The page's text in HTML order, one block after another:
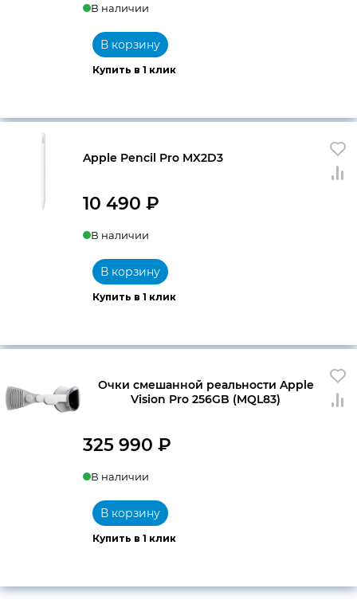
В наличии
Купить в 1 клик
В корзину
Apple Pencil Pro MX2D3
10 490 ₽
В наличии
Купить в 1 клик
В корзину
Очки смешанной реальности Apple
Vision Pro 256GB (MQL83)
325 990 ₽
В наличии
Купить в 1 клик
В корзину